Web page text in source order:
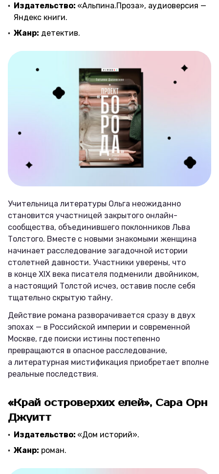
Издательство: «Альпина.Проза», аудиоверсия —
Яндекс книги.
Жанр: детектив.
Учительница литературы Ольга неожиданно
становится участницей закрытого онлайн-
сообщества, объединившего поклонников Льва
Толстого. Вместе с новыми знакомыми женщина
начинает расследование загадочной истории
столетней давности. Участники уверены, что
в конце XIX века писателя подменили двойником,
а настоящий Толстой исчез, оставив после себя
тщательно скрытую тайну.
Действие романа разворачивается сразу в двух
эпохах — в Российской империи и современной
Москве, где поиски истины постепенно
превращаются в опасное расследование,
а литературная мистификация приобретает вполне
реальные последствия.
«Край островерхих елей», Сара Орн
Джуитт
Издательство: «Дом историй».
Жанр: роман.